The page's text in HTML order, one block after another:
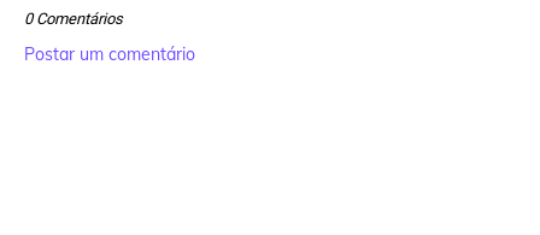
0 Comentários
Postar um comentário